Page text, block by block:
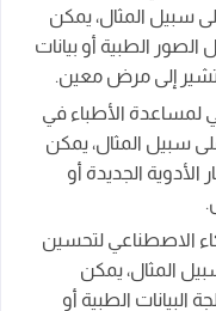
سبيل المثال، يمكن
الصور الطبية أو بيانات
تشير إلى مرض معين.
لمساعدة الأطباء في
سبيل المثال، يمكن
الأدوية الجديدة أو
الاصطناعي لتحسين
المثال، يمكن
البيانات الطبية أو